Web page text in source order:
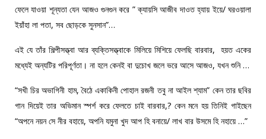
ফেলে যাওয়া শূন্যতা যেন আজও গুনগুন করে ” ক্যায়সি আজীব দাওত হ্যায় ইয়ে/ ঘরওয়ালা
ইয়াঁহা লা পতা, সব ছোড়কে সুনসান”…
এই যে তাঁর শিল্পীসত্ত্বা আর ব্যক্তিসত্ত্বাকে মিলিয়ে মিশিয়ে ফেলছি বারবার, হয়ত একের
মধ্যেই অন্যটির পরিপূর্ণতা। না হলে কেনই বা দুচোখ জলে ভরে আসে আজও, যখন শুনি …
“সখী চির অভাগিনী হাম, বৈঠে একাকিনী পোহাল রজনী তবু না আইল শ্যাম” কেন তার ছবির
গান দিয়েই তার অভিমান স্পর্শ করে ফেলতে চাই বারবার,? কেন মনে হয় তিনিই গাইছেন
“অপনে নয়ন সে নীর বহায়ে, অপনি যমুনা খুদ আপ হি বনায়ে/ লাখ বার উসমে হি নহায়ে …”